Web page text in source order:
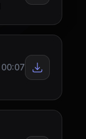
00:07